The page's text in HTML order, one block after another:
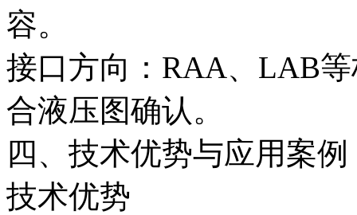
容。
接口方向：RAA、LAB
合液压图确认。
四、技术优势与应用案例
技术优势